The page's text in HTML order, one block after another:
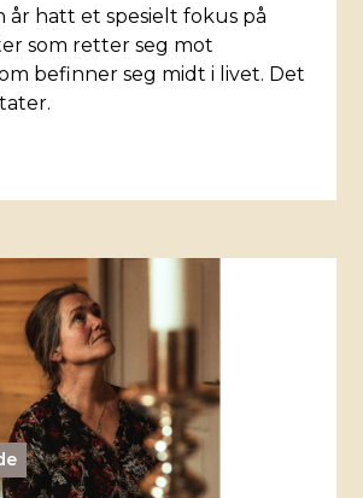
år hatt et spesielt fokus på
som retter seg mot
befinner seg midt i livet. Det